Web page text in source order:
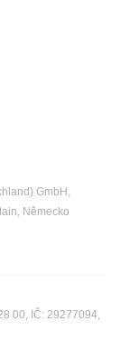
GmbH,
Německo
00, IČ: 29277094,